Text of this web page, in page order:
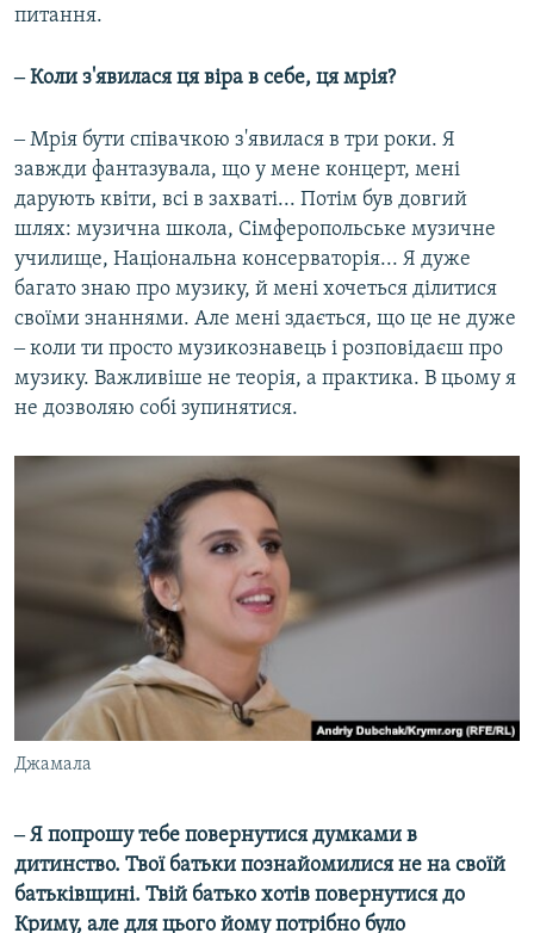
питання.
‒ Коли з'явилася ця віра в себе, ця мрія?
‒ Мрія бути співачкою з'явилася в три роки. Я
завжди фантазувала, що у мене концерт, мені
дарують квіти, всі в захваті... Потім був довгий
шлях: музична школа, Сімферопольське музичне
училище, Національна консерваторія... Я дуже
багато знаю про музику, й мені хочеться ділитися
своїми знаннями. Але мені здається, що це не дуже
‒ коли ти просто музикознавець і розповідаєш про
музику. Важливіше не теорія, а практика. В цьому я
не дозволяю собі зупинятися.
Джамала
‒ Я попрошу тебе повернутися думками в
дитинство. Твої батьки познайомилися не на своїй
батьківщині. Твій батько хотів повернутися до
Криму, але для цього йому потрібно було